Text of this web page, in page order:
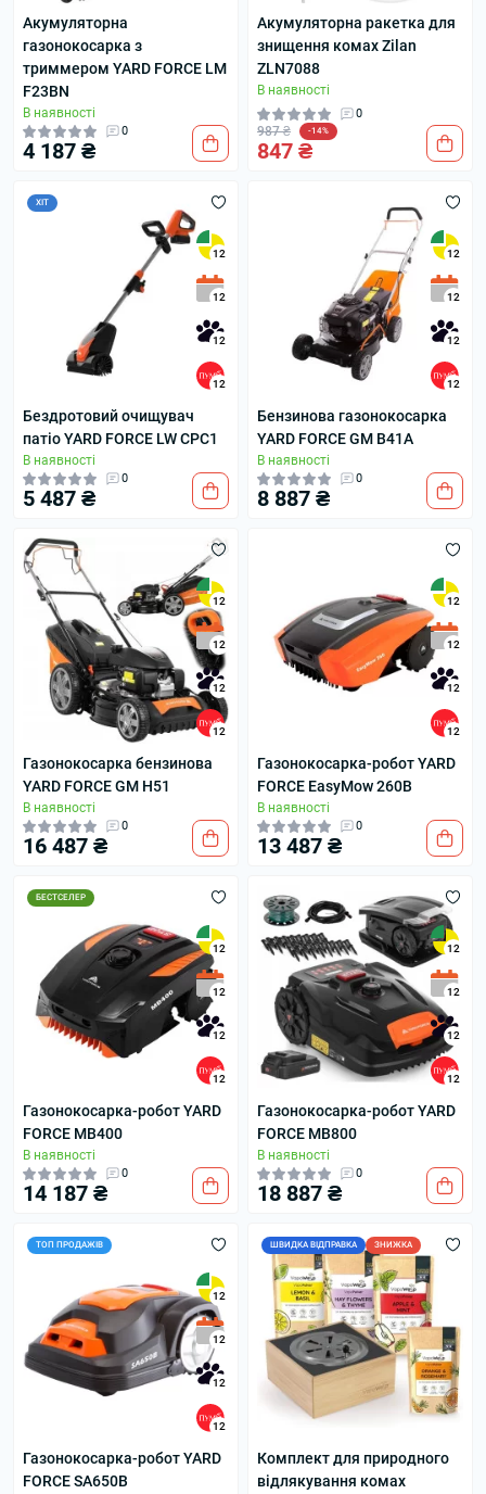
Акумуляторна
газонокосарка з
триммером YARD FORCE LM
F23BN
В наявності
0
4 187 ₴
Акумуляторна ракетка для
знищення комах Zilan
ZLN7088
В наявності
0
987 ₴ -14%
847 ₴
ХІТ
12
12
12
12
Бездротовий очищувач
патіо YARD FORCE LW CPC1
В наявності
0
5 487 ₴
12
12
12
12
Бензинова газонокосарка
YARD FORCE GM B41A
В наявності
0
8 887 ₴
12
12
12
12
Газонокосарка бензинова
YARD FORCE GM H51
В наявності
0
16 487 ₴
12
12
12
12
Газонокосарка-робот YARD
FORCE EasyMow 260B
В наявності
0
13 487 ₴
БЕСТСЕЛЕР
12
12
12
12
Газонокосарка-робот YARD
FORCE MB400
В наявності
0
14 187 ₴
12
12
12
12
Газонокосарка-робот YARD
FORCE MB800
В наявності
0
18 887 ₴
ТОП ПРОДАЖІВ
12
12
12
12
Газонокосарка-робот YARD
FORCE SA650B
ШВИДКА ВІДПРАВКА ЗНИЖКА
Комплект для природного
відлякування комах